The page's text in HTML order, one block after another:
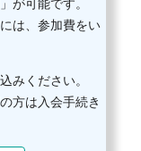
が可能です。
は、参加費をい
みください。
方は入会手続き